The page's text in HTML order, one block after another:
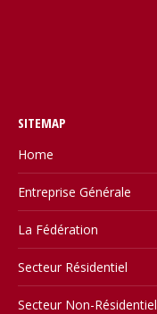
SITEMAP
Home
Entreprise Générale
La Fédération
Secteur Résidentiel
Secteur Non-Résidentiel